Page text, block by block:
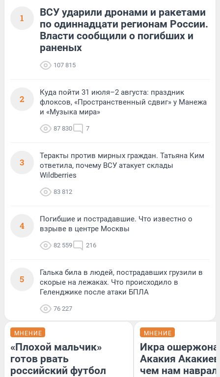
1
ВСУ ударили дронами и ракетами
по одиннадцати регионам России.
Власти сообщили о погибших и
раненых
107 815
2
Куда пойти 31 июля–2 августа: праздник
флоксов, «Пространственный сдвиг» у Манежа
и «Музыка мира»
87 830 7
3
Теракты против мирных граждан. Татьяна Ким
ответила, почему ВСУ атакует склады
Wildberries
83 812
4
Погибшие и пострадавшие. Что известно о
взрыве в центре Москвы
82 559 216
5
Галька била в людей, пострадавших грузили в
скорые на лежаках. Что происходило в
Геленджике после атаки БПЛА
76 227
МНЕНИЕ
«Плохой мальчик»
готов рвать
российский футбол
МНЕНИЕ
Икра
Акакия
чем нам